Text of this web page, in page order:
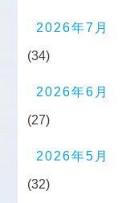
2026年7月
(34)
2026年6月
(27)
2026年5月
(32)